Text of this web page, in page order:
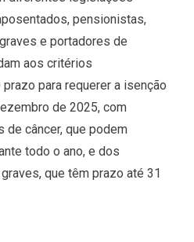
pensionistas,
e portadores de
aos critérios
para requerer a isenção
de 2025, com
de câncer, que podem
todo o ano, e dos
que têm prazo até 31